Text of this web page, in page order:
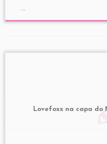
...
Lovefoxx na capa do